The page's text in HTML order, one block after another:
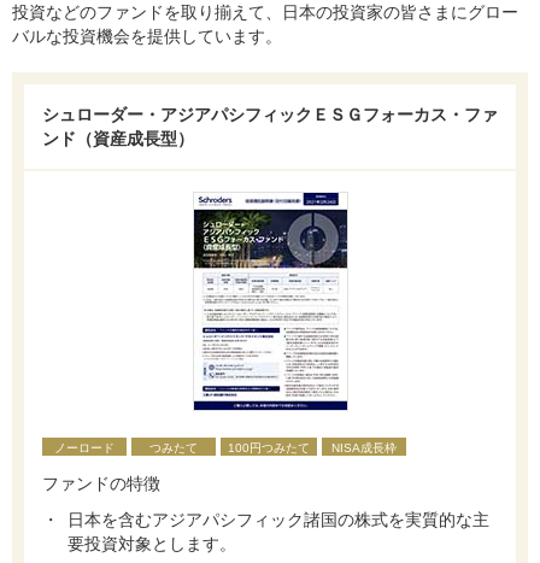
投資などのファンドを取り揃えて、日本の投資家の皆さまにグロー
バルな投資機会を提供しています。
シュローダー・アジアパシフィックＥＳＧフォーカス・ファ
ンド（資産成長型）
ノーロード つみたて 100円つみたて NISA成長枠
ファンドの特徴
日本を含むアジアパシフィック諸国の株式を実質的な主
要投資対象とします。